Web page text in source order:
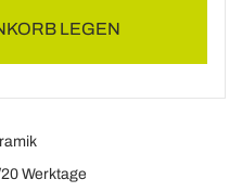
LEGEN
Werktage